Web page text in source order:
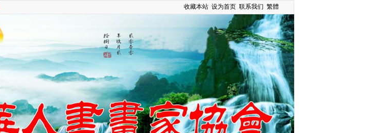
收藏本站 设为首页 联系我们 繁體